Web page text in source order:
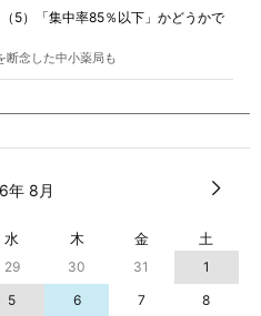
（5）「集中率85％以下」かどうかで
断念した中小薬局も
年 8月
水 木 金 土
29 30 31
1
5 6 7
8